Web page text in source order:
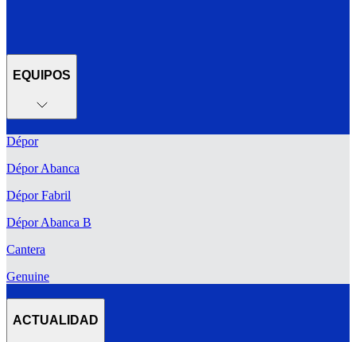
EQUIPOS
Dépor
Dépor Abanca
Dépor Fabril
Dépor Abanca B
Cantera
Genuine
ACTUALIDAD